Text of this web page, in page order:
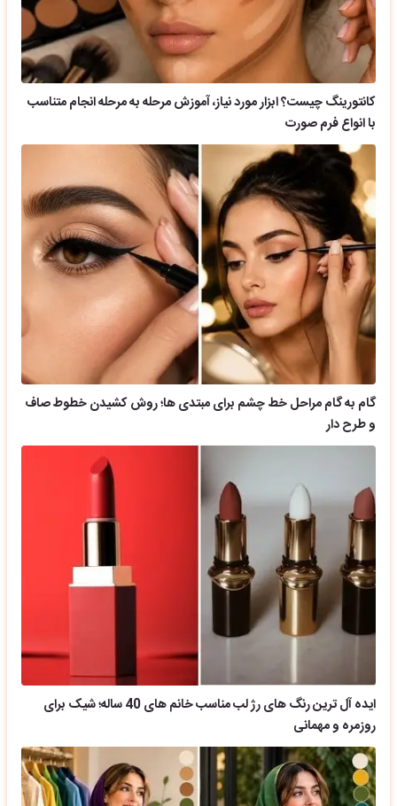
کانتورینگ چیست؟ ابزار مورد نیاز، آموزش مرحله به مرحله انجام متناسب
با انواع فرم صورت
گام به گام مراحل خط چشم برای مبتدی ها؛ روش کشیدن خطوط صاف
و طرح دار
ایده آل ترین رنگ های رژ لب مناسب خانم های 40 ساله؛ شیک برای
روزمره و مهمانی